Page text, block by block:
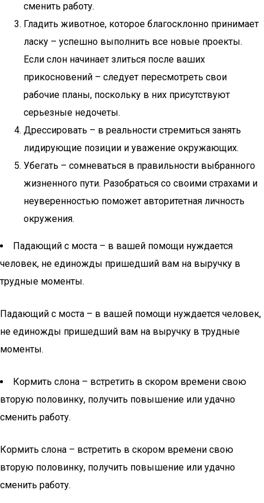
сменить работу.
Гладить животное, которое благосклонно принимает
ласку – успешно выполнить все новые проекты.
Если слон начинает злиться после ваших
прикосновений – следует пересмотреть свои
рабочие планы, поскольку в них присутствуют
серьезные недочеты.
Дрессировать – в реальности стремиться занять
лидирующие позиции и уважение окружающих.
Убегать – сомневаться в правильности выбранного
жизненного пути. Разобраться со своими страхами и
неуверенностью поможет авторитетная личность
окружения.
Падающий с моста – в вашей помощи нуждается
человек, не единожды пришедший вам на выручку в
трудные моменты.
Падающий с моста – в вашей помощи нуждается человек,
не единожды пришедший вам на выручку в трудные
моменты.
Кормить слона – встретить в скором времени свою
вторую половинку, получить повышение или удачно
сменить работу.
Кормить слона – встретить в скором времени свою
вторую половинку, получить повышение или удачно
сменить работу.